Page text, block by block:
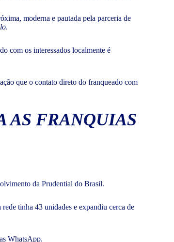
moderna e pautada pela parceria de
.
com os interessados localmente é
que o contato direto do franqueado com
AS FRANQUIAS
da Prudential do Brasil.
tinha 43 unidades e expandiu cerca de
WhatsApp.